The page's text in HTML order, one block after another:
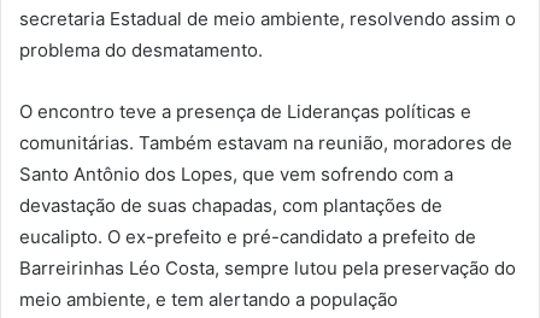
secretaria Estadual de meio ambiente, resolvendo assim o
problema do desmatamento.
O encontro teve a presença de Lideranças políticas e
comunitárias. Também estavam na reunião, moradores de
Santo Antônio dos Lopes, que vem sofrendo com a
devastação de suas chapadas, com plantações de
eucalipto. O ex-prefeito e pré-candidato a prefeito de
Barreirinhas Léo Costa, sempre lutou pela preservação do
meio ambiente, e tem alertando a população